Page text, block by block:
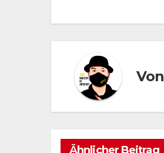
Von
Ähnlicher Beitrag